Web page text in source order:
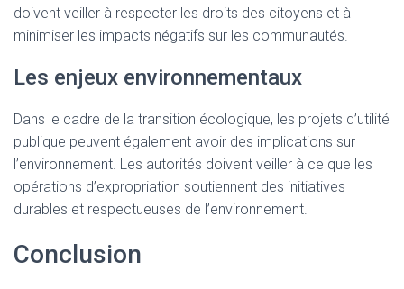
doivent veiller à respecter les droits des citoyens et à
minimiser les impacts négatifs sur les communautés.
Les enjeux environnementaux
Dans le cadre de la transition écologique, les projets d’utilité
publique peuvent également avoir des implications sur
l’environnement. Les autorités doivent veiller à ce que les
opérations d’expropriation soutiennent des initiatives
durables et respectueuses de l’environnement.
Conclusion